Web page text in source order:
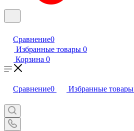
Сравнение0
Избранные товары 0
Корзина 0
Сравнение0 Избранные товары